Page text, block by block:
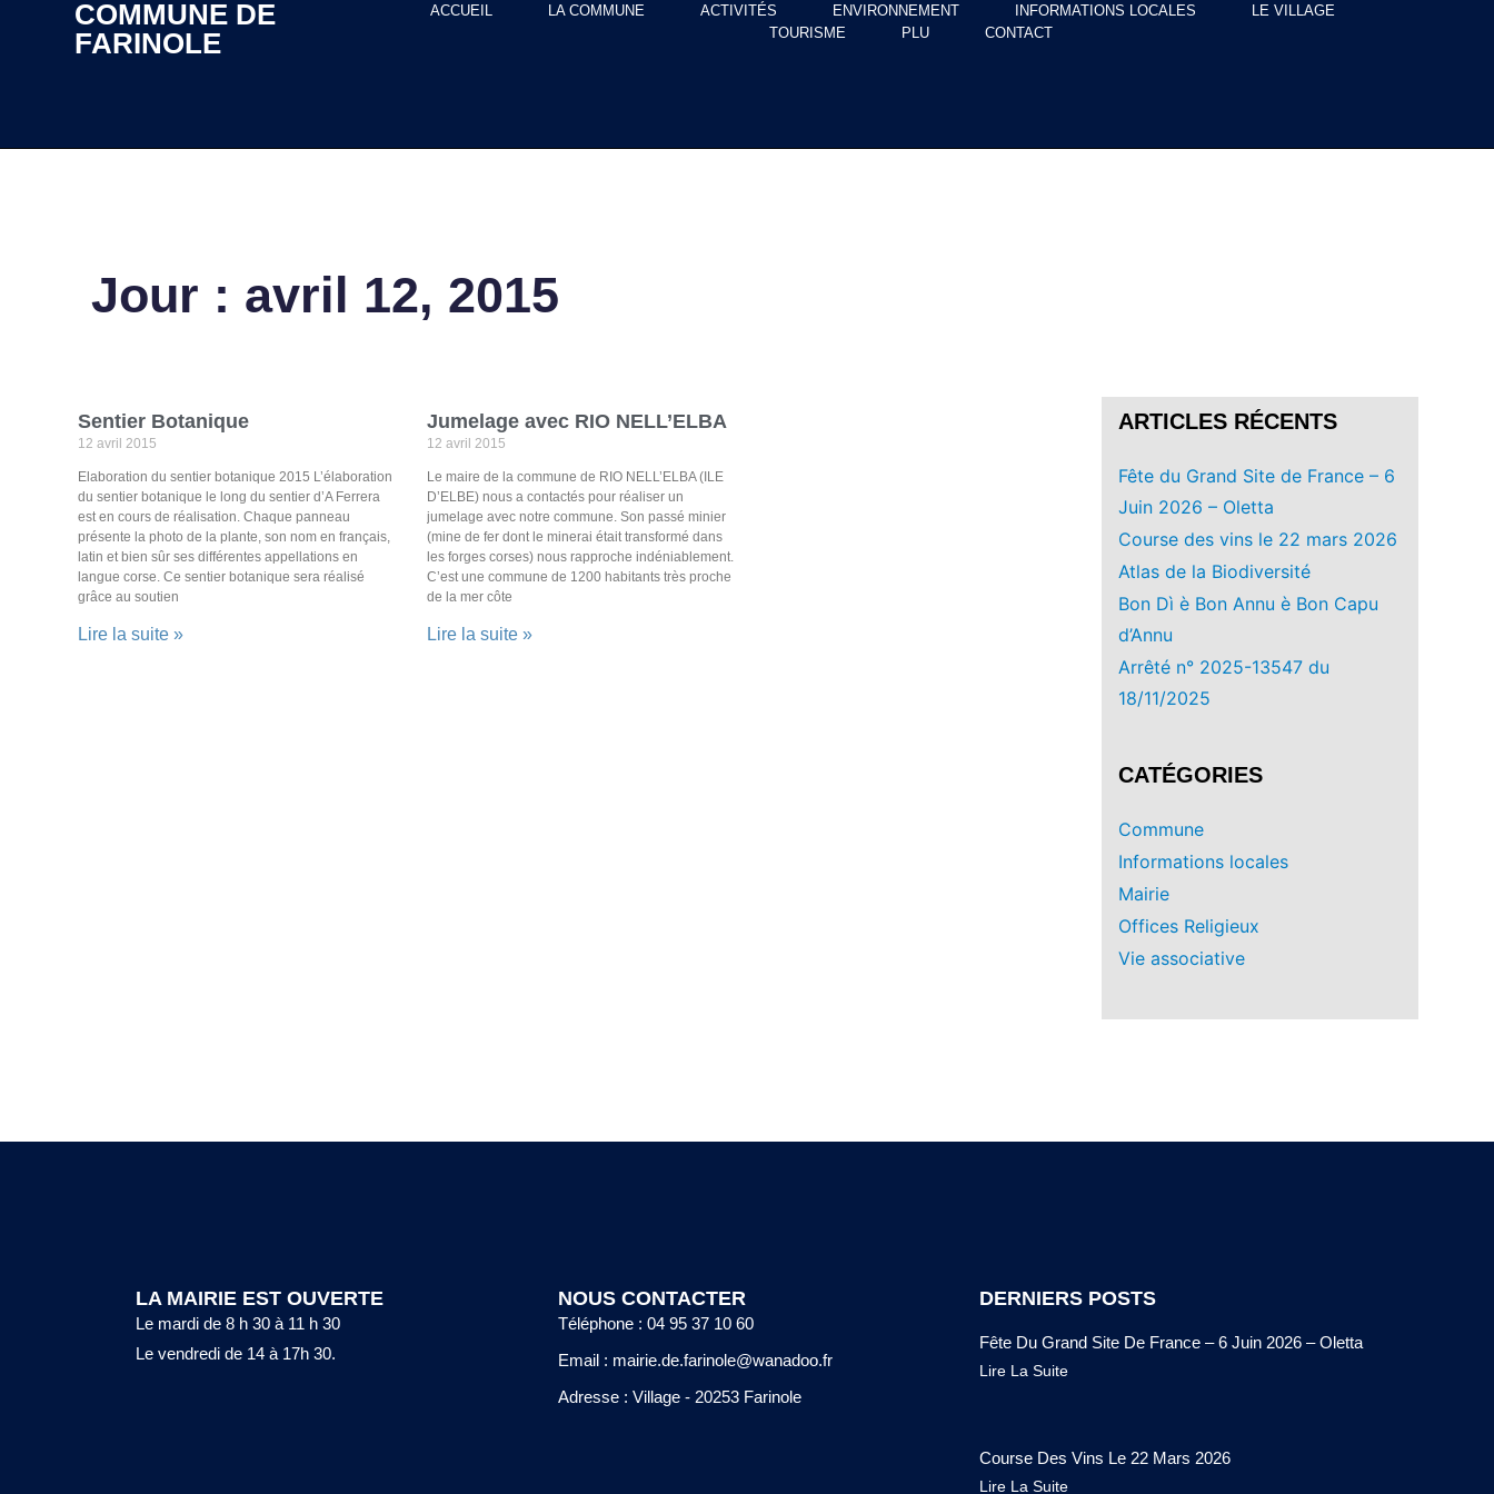
COMMUNE DE
FARINOLE
ACCUEIL LA COMMUNE ACTIVITÉS ENVIRONNEMENT INFORMATIONS LOCALES
LE VILLAGE
TOURISME
PLU CONTACT
Jour : avril 12, 2015
Sentier Botanique
12 avril 2015
Elaboration du sentier botanique 2015 L’élaboration
du sentier botanique le long du sentier d’A Ferrera
est en cours de réalisation. Chaque panneau
présente la photo de la plante, son nom en français,
latin et bien sûr ses différentes appellations en
langue corse. Ce sentier botanique sera réalisé
grâce au soutien
Lire la suite »
Jumelage avec RIO NELL’ELBA
12 avril 2015
Le maire de la commune de RIO NELL’ELBA (ILE
D’ELBE) nous a contactés pour réaliser un
jumelage avec notre commune. Son passé minier
(mine de fer dont le minerai était transformé dans
les forges corses) nous rapproche indéniablement.
C’est une commune de 1200 habitants très proche
de la mer côte
Lire la suite »
ARTICLES RÉCENTS
Fête du Grand Site de France – 6
Juin 2026 – Oletta
Course des vins le 22 mars 2026
Atlas de la Biodiversité
Bon Dì è Bon Annu è Bon Capu
d’Annu
Arrêté n° 2025-13547 du
18/11/2025
CATÉGORIES
Commune
Informations locales
Mairie
Offices Religieux
Vie associative
LA MAIRIE EST OUVERTE
Le mardi de 8 h 30 à 11 h 30
Le vendredi de 14 à 17h 30.
NOUS CONTACTER
Téléphone : 04 95 37 10 60
Email : mairie.de.farinole@wanadoo.fr
Adresse : Village - 20253 Farinole
DERNIERS POSTS
Fête Du Grand Site De France – 6 Juin 2026 – Oletta
Lire La Suite
Course Des Vins Le 22 Mars 2026
Lire La Suite